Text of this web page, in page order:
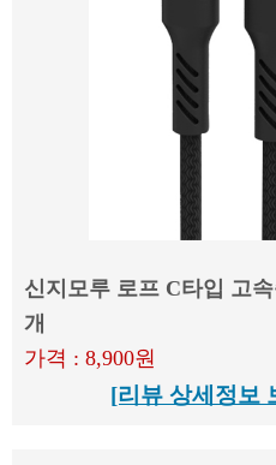
신지모루 로프 C타입 고
개
가격 : 8,900원
[리뷰 상세정보